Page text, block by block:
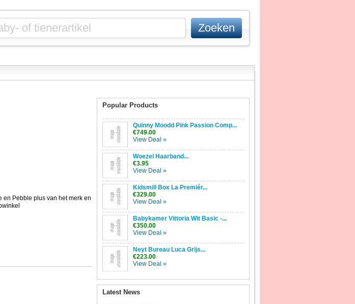
en Pebble plus van het merk en
Popular Products
Quinny Moodd Pink Passion Comp...
€749.00
View Deal »
Woezel Haarband...
€3.95
View Deal »
Kidsmill Box La Premiér...
€329.00
View Deal »
Babykamer Vittoria Wit Basic -...
€350.00
View Deal »
Neyt Bureau Luca Grijs...
€223.00
View Deal »
Latest News